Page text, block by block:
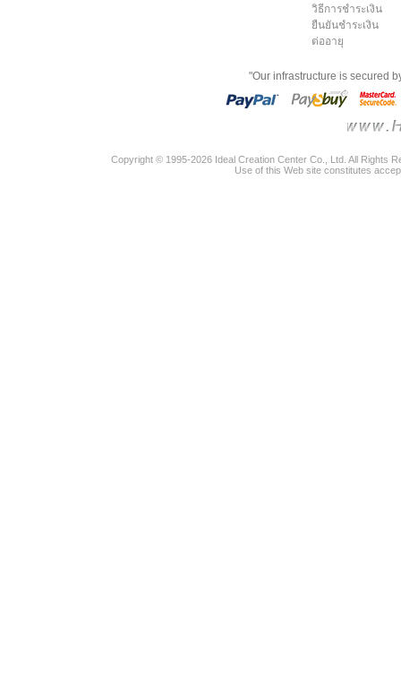
วิธีการชำระเงิน
ยืนยันชำระเงิน
ต่ออายุ
"Our infrastructure is secured
Copyright © 1995-2026 Ideal Creation Center Co., Ltd. All Rights
Use of this Web site constitutes